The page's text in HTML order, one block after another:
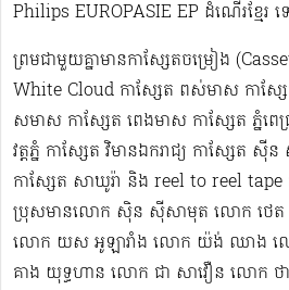
Philips EUROPASIE EP ដំណើរខ្មែរ​
ព្រមជាមួយគ្នាមានកាសែ្សតចម្រៀង
White Cloud កាស្សែត ពស់មាស កាស្សែ
សមាស កាស្សែត ពេងមាស កាស្សែត ភ្នំពេជ្
វត្តភ្នំ កាស្សែត វិមានឯករាជ្យ កាស្សែត ស៊ី
កាស្សែត សាឃូរ៉ា និង reel to reel tape
ប្រុសមាន​លោក ស៊ិន ស៊ីសាមុត លោក ​ថេត
លោក យស អូឡារាំង លោក យ៉ង់ ឈាង ល
គាង យុទ្ធហាន លោក ជា សាវឿន លោក